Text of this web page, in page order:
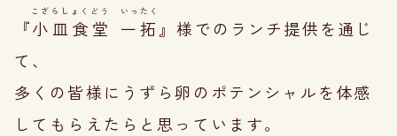
『小皿食堂 一拓
こざらしょくどう いったく
』様でのランチ提供を通じ
て、
多くの皆様にうずら卵のポテンシャルを体感
してもらえたらと思っています。